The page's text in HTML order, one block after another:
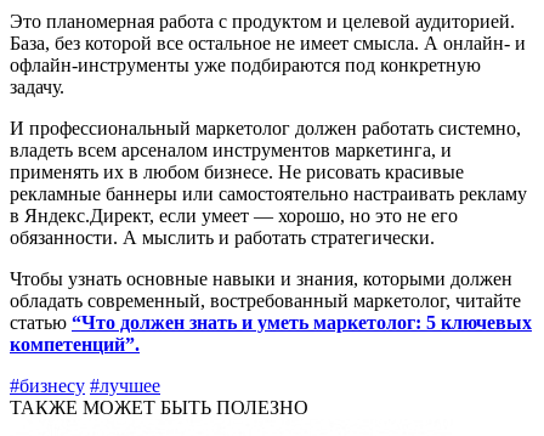
Это планомерная работа с продуктом и целевой аудиторией.
База, без которой все остальное не имеет смысла. А онлайн- и
офлайн-инструменты уже подбираются под конкретную
задачу.
И профессиональный маркетолог должен работать системно,
владеть всем арсеналом инструментов маркетинга, и
применять их в любом бизнесе. Не рисовать красивые
рекламные баннеры или самостоятельно настраивать рекламу
в Яндекс.Директ, если умеет — хорошо, но это не его
обязанности. А мыслить и работать стратегически.
Чтобы узнать основные навыки и знания, которыми должен
обладать современный, востребованный маркетолог, читайте
статью “Что должен знать и уметь маркетолог: 5 ключевых
компетенций”.
#бизнесу #лучшее
ТАКЖЕ МОЖЕТ БЫТЬ ПОЛЕЗНО